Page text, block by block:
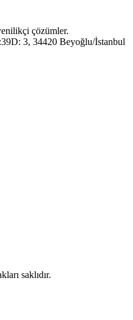
çözümler.
3, 34420 Beyoğlu/İstanbul
saklıdır.